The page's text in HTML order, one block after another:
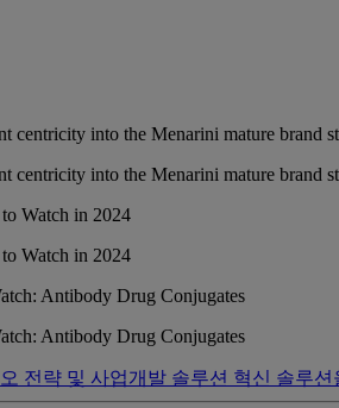
centricity into the Menarini mature brand
centricity into the Menarini mature brand
Watch in 2024
Watch in 2024
Antibody Drug Conjugates
Antibody Drug Conjugates
전략 및 사업개발 솔루션 혁신 솔루션